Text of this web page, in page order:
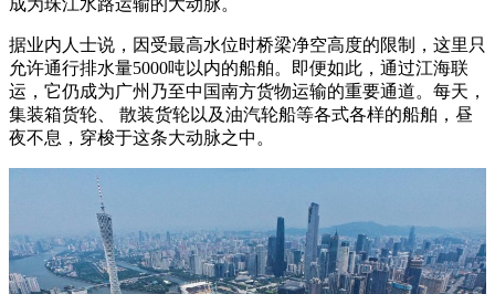
据业内人士说，因受最高水位时桥梁净空高度的限制，这里只
允许通行排水量5000吨以内的船舶。即便如此，通过江海联
运，它仍成为广州乃至中国南方货物运输的重要通道。每天，
集装箱货轮、 散装货轮以及油汽轮船等各式各样的船舶，昼
夜不息，穿梭于这条大动脉之中。